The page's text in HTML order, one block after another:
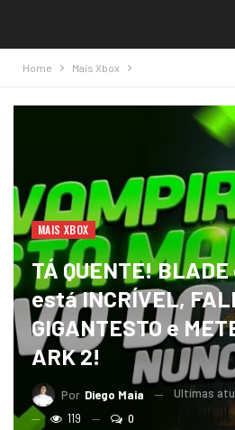
Home Mais Xbox
MAIS XBOX
TÁ QUENTE!
está INCRÍVEL,
GIGANTESTO e
ARK 2!
Por Diego Maia Ultimas
119
0